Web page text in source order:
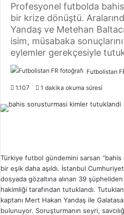
Profesyonel futbolda
bir krize dönüştü.
Yandaş ve Metehan
isim, müsabaka
eylemler gerekçesiyle
Futbolistan
1.107 1 dakika okuma süresi
Türkiye futbol gündemini sarsan “bahis
bir eşik daha aşıldı. İstanbul Cumhuriyet
dosyada gözaltına alınan 39 şüpheliden
hakimliği tarafından tutuklandı.
kaptanı Mert Hakan Yandaş ile
bulunuyor. Soruşturmanın seyri,